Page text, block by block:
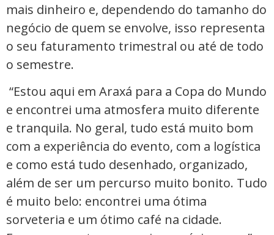
mais dinheiro e, dependendo do tamanho do
negócio de quem se envolve, isso representa
o seu faturamento trimestral ou até de todo
o semestre.
“Estou aqui em Araxá para a Copa do Mundo
e encontrei uma atmosfera muito diferente
e tranquila. No geral, tudo está muito bom
com a experiência do evento, com a logística
e como está tudo desenhado, organizado,
além de ser um percurso muito bonito. Tudo
é muito belo: encontrei uma ótima
sorveteria e um ótimo café na cidade.